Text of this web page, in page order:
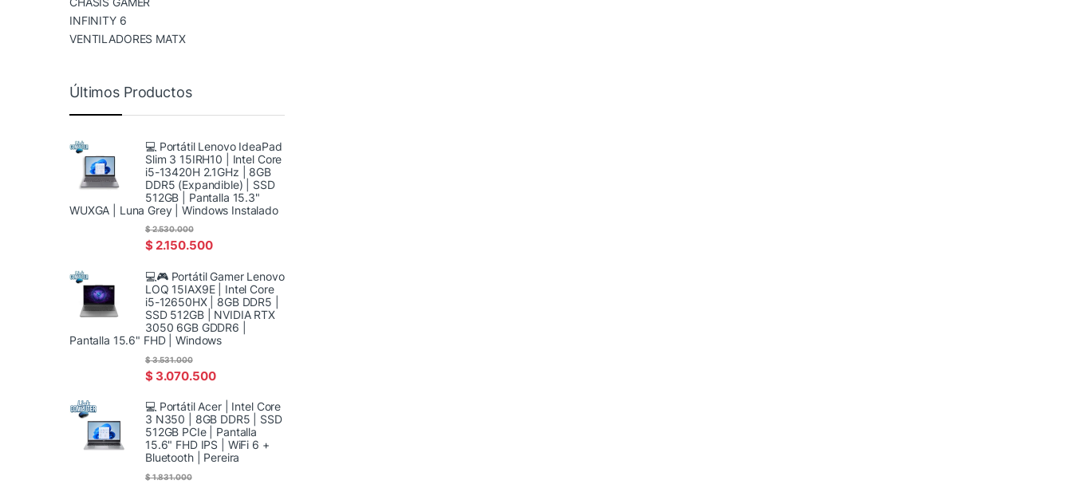
INFINITY 6
VENTILADORES MATX
Últimos Productos
💻 Portátil Lenovo IdeaPad
Slim 3 15IRH10 | Intel Core
i5-13420H 2.1GHz | 8GB
DDR5 (Expandible) | SSD
512GB | Pantalla 15.3"
WUXGA | Luna Grey | Windows Instalado
$2.150.500
$2.530.000
💻🎮 Portátil Gamer Lenovo
LOQ 15IAX9E | Intel Core
i5-12650HX | 8GB DDR5 |
SSD 512GB | NVIDIA RTX
3050 6GB GDDR6 |
Pantalla 15.6" FHD | Windows
$3.070.500
$3.531.000
💻 Portátil Acer | Intel Core
3 N350 | 8GB DDR5 | SSD
512GB PCIe | Pantalla
15.6" FHD IPS | WiFi 6 +
Bluetooth | Pereira
$1.831.000